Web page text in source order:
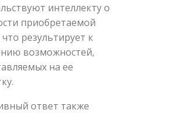
интеллекту о
приобретаемой
результирует к
возможностей,
на ее
ответ также